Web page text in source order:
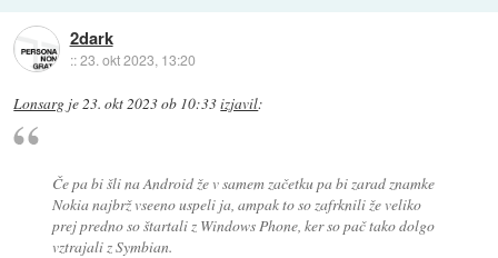
2dark
::23. okt 2023, 13:20
Lonsarg je23. okt 2023 ob 10:33izjavil:
Če pa bi šli na Android že v samem začetku pa bi zarad znamke
Nokia najbrž vseeno uspeli ja, ampak to so zafrknili že veliko
prej predno so štartali z Windows Phone, ker so pač tako dolgo
vztrajali z Symbian.